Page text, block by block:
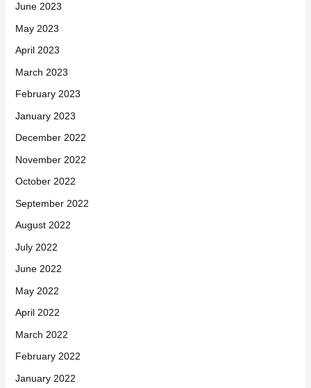
June 2023
May 2023
April 2023
March 2023
February 2023
January 2023
December 2022
November 2022
October 2022
September 2022
August 2022
July 2022
June 2022
May 2022
April 2022
March 2022
February 2022
January 2022